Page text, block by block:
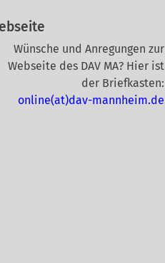
Wünsche und Anregungen zur
Webseite des DAV MA? Hier ist
der Briefkasten:
online(at)dav-mannheim.de